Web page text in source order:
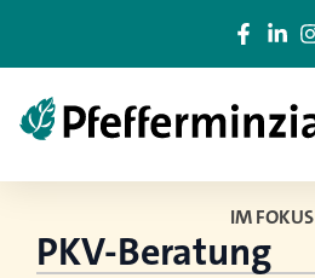
IM FOKUS
PKV-Beratung